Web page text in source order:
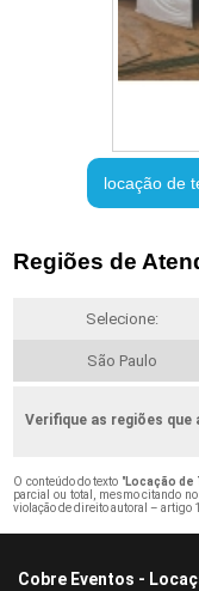
locação de
Regiões de
Selecione:
São Paulo
Verifique as regiões que
O conteúdo do texto "Locação de
parcial ou total, mesmo citando
violação de direito autoral – artigo
Cobre Eventos -